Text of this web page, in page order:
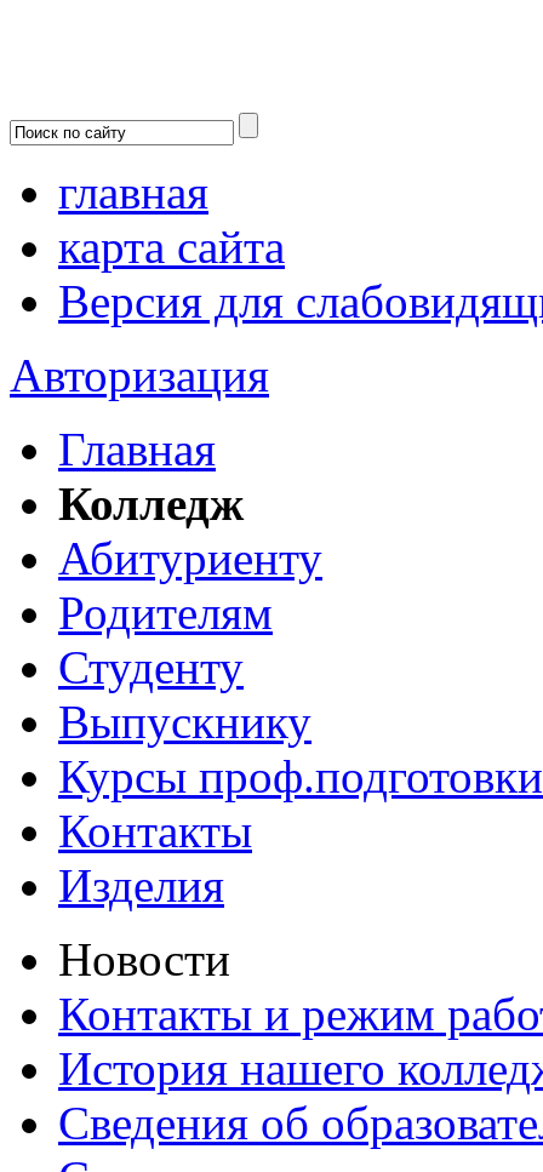
главная
карта сайта
Версия для
Авторизация
Главная
Колледж
Абитуриенту
Родителям
Студенту
Выпускнику
Курсы проф.подготовки
Контакты
Изделия
Новости
Контакты и режим
История нашего
Сведения об